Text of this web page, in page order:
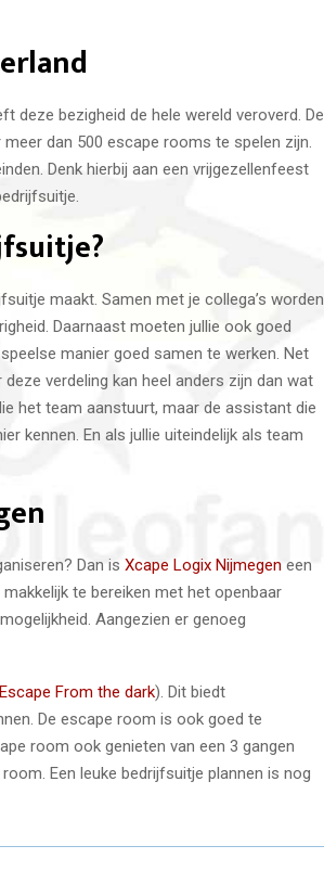
deze bezigheid de hele wereld veroverd. De
dan 500 escape rooms te spelen zijn.
Denk hierbij aan een vrijgezellenfeest
maakt. Samen met je collega’s worden
Daarnaast moeten jullie ook goed
manier goed samen te werken. Net
verdeling kan heel anders zijn dan wat
het team aanstuurt, maar de assistant die
kennen. En als jullie uiteindelijk als team
Dan is Xcape Logix Nijmegen een
te bereiken met het openbaar
Aangezien er genoeg
Escape From the dark). Dit biedt
De escape room is ook goed te
room ook genieten van een 3 gangen
Een leuke bedrijfsuitje plannen is nog